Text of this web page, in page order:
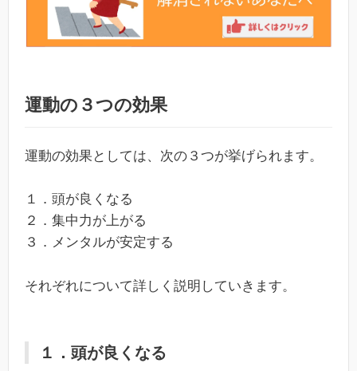
運動の３つの効果
運動の効果としては、次の３つが挙げられます。
１．頭が良くなる
２．集中力が上がる
３．メンタルが安定する
それぞれについて詳しく説明していきます。
１．頭が良くなる